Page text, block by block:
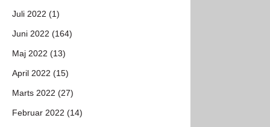
Juli 2022 (1)
Juni 2022 (164)
Maj 2022 (13)
April 2022 (15)
Marts 2022 (27)
Februar 2022 (14)